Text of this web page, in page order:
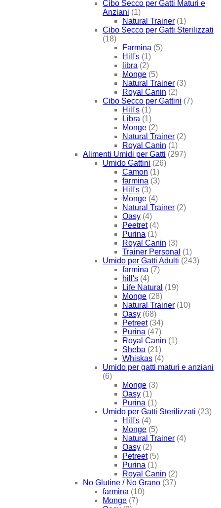
Cibo Secco per Gatti Maturi e
Anziani (1)
Natural Trainer (1)
Cibo Secco per Gatti Sterilizzati
(18)
Farmina (5)
Hill's (1)
libra (2)
Monge (5)
Natural Trainer (3)
Royal Canin (2)
Cibo Secco per Gattini (7)
Hill's (1)
Libra (1)
Monge (2)
Natural Trainer (2)
Royal Canin (1)
Alimenti Umidi per Gatti (297)
Umido Gattini (26)
Camon (1)
farmina (3)
Hill's (3)
Monge (4)
Natural Trainer (2)
Oasy (4)
Peetret (4)
Purina (1)
Royal Canin (3)
Trainer Personal (1)
Umido per Gatti Adulti (243)
farmina (7)
hill's (4)
Life Natural (19)
Monge (28)
Natural Trainer (10)
Oasy (68)
Petreet (34)
Purina (47)
Royal Canin (1)
Sheba (21)
Whiskas (4)
Umido per gatti maturi e anziani
(6)
Monge (3)
Oasy (1)
Purina (1)
Umido per Gatti Sterilizzati (23)
Hill's (4)
Monge (5)
Natural Trainer (4)
Oasy (2)
Petreet (5)
Purina (1)
Royal Canin (2)
No Glutine / No Grano (37)
farmina (10)
Monge (7)